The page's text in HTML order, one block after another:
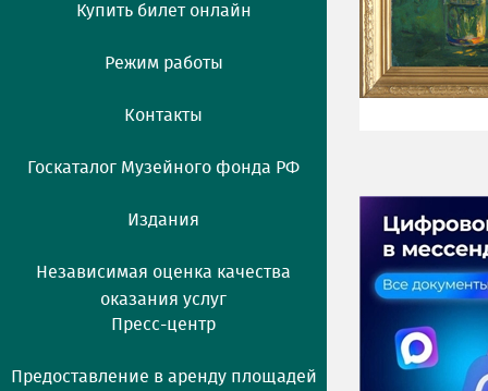
Купить билет онлайн
Режим работы
Контакты
Госкаталог Музейного фонда РФ
Издания
Независимая оценка качества
оказания услуг
Пресс-центр
Предоставление в аренду площадей